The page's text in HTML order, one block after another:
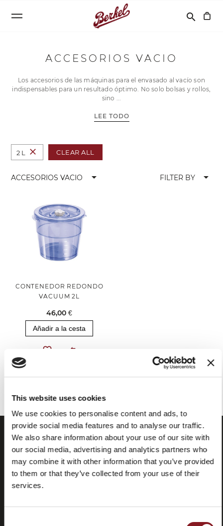
This website uses cookies
We use cookies to personalise content and ads, to
provide social media features and to analyse our traffic.
We also share information about your use of our site with
our social media, advertising and analytics partners who
may combine it with other information that you’ve provided
to them or that they’ve collected from your use of their
services.
Buscar
search
ACCESORIOS VACIO
Los accesorios de las máquinas para el envasado al vacío son
indispensables para un resultado óptimo. No solo bolsas y rollos,
sino
LEE TODO
2 L close CLEAR ALL
ACCESORIOS VACIO arrow_drop_down FILTER BY arrow_drop_down
CONTENEDOR REDONDO
VACUUM 2L
46,00 €
Añadir a la cesta
Has visto todos los productos de la categoría